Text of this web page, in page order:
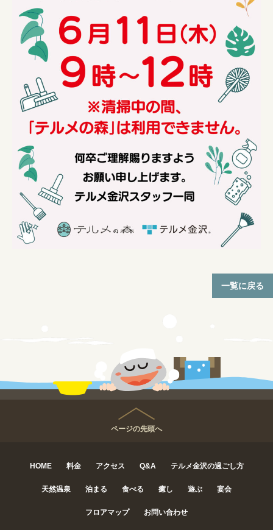
一覧に戻る
ページの先頭へ
HOME 料金 アクセス Q&A テルメ金沢の過ごし方
天然温泉 泊まる 食べる 癒し 遊ぶ 宴会
フロアマップ お問い合わせ